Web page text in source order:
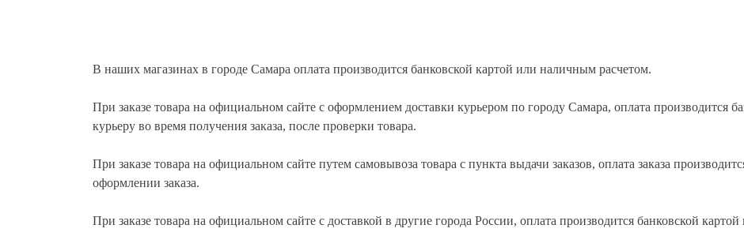
В наших магазинах в городе Самара оплата производится банковской картой или наличным расчетом.
При заказе товара на официальном сайте с оформлением доставки курьером по городу Самара, оплата производится
курьеру во время получения заказа, после проверки товара.
При заказе товара на официальном сайте путем самовывоза товара с пункта выдачи заказов, оплата заказа
оформлении заказа.
При заказе товара на официальном сайте с доставкой в другие города России, оплата производится банковской